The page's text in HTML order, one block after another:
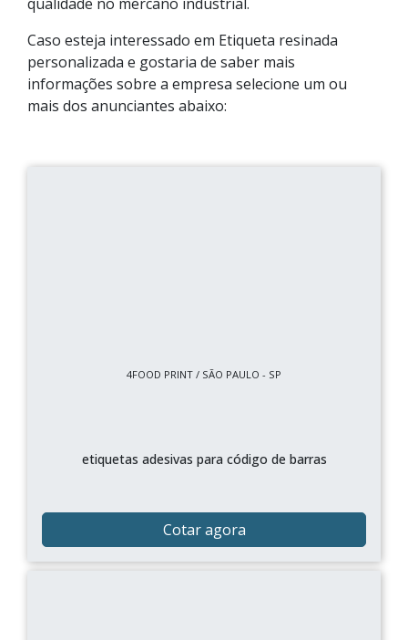
Caso esteja interessado em Etiqueta resinada
personalizada e gostaria de saber mais
informações sobre a empresa selecione um ou
mais dos anunciantes abaixo:
4FOOD PRINT / SÃO PAULO - SP
etiquetas adesivas para código de barras
Cotar agora